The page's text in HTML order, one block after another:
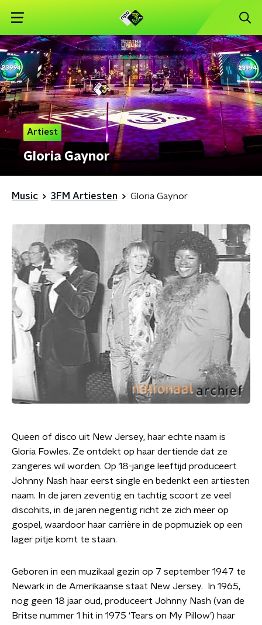
Artiest
Gloria Gaynor
Music 3FM Artiesten Gloria Gaynor
Queen of disco uit New Jersey, haar echte naam is
Gloria Fowles. Ze ontdekt op haar dertiende dat ze
zangeres wil worden. Op 18-jarige leeftijd produceert
Johnny Nash haar eerst single en bedenkt een artiesten
naam. In de jaren zeventig en tachtig scoort ze veel
discohits, in de jaren negentig richt ze zich meer op
gospel, waardoor haar carrière in de popmuziek op een
lager pitje komt te staan.
Geboren in een muzikaal gezin op 7 september 1947 te
Newark in de Amerikaanse staat New Jersey. In 1965,
nog geen 18 jaar oud, produceert Johnny Nash (van de
Britse nummer 1 hit in 1975 ‘Tears on My Pillow’) haar